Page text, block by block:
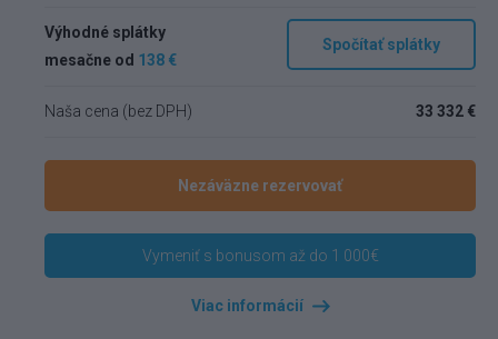
Výhodné splátky
mesačne od 138 €
Spočítať splátky
Naša cena (bez DPH) 33 332 €
Nezáväzne rezervovať
Vymeniť s bonusom až do 1 000€
Viac informácií